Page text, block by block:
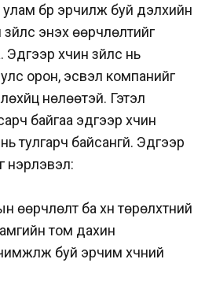
улам бүр эрчилж буй дэлхийн
энэхүү өөрчлөлтийг
хүчин зүйлс нь
орон, эсвэл компанийг
нөлөөтэй. Гэтэл
байгаа эдгээр хүчин
тулгарч байсангүй. Эдгээр
нэрлэвэл:
өөрчлөлт ба хүн төрөлхтний
том дахин
буй эрчим хүчний